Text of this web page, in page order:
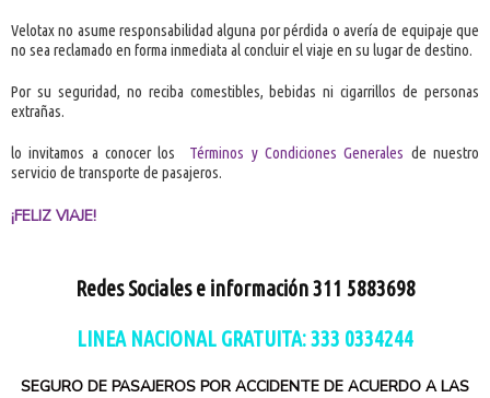
Velotax no asume responsabilidad alguna por pérdida o avería de equipaje que
no sea reclamado en forma inmediata al concluir el viaje en su lugar de destino.
Por su seguridad, no reciba comestibles, bebidas ni cigarrillos de personas
extrañas.
lo invitamos a conocer los Términos y Condiciones Generales de nuestro
servicio de transporte de pasajeros.
¡FELIZ VIAJE!
Redes Sociales e información 311 5883698
LINEA NACIONAL GRATUITA:333 0334244
SEGURO DE PASAJEROS POR ACCIDENTE DE ACUERDO A LAS